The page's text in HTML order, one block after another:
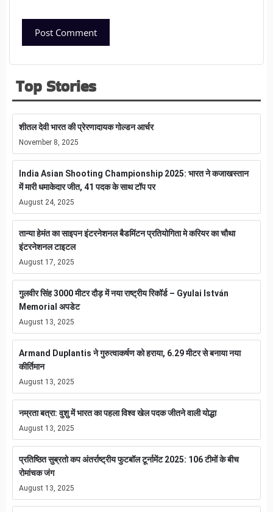
Top Stories
शीतल देवी भारत की प्रेरणादायक गोल्डन आर्चर
November 8, 2025
India Asian Shooting Championship 2025: भारत ने कजाखस्तान
में मारी धमाकेदार जीत, 41 पदक के साथ टॉप पर
August 24, 2025
तान्या हेमंत का साइपन इंटरनेशनल बैडमिंटन प्रतियोगिता मे करियर का चौथा
इंटरनेशनल टाइटल
August 17, 2025
गुलवीर सिंह 3000 मीटर दौड़ में नया राष्ट्रीय रिकॉर्ड – Gyulai István
Memorial अपडेट
August 13, 2025
Armand Duplantis ने गुरुत्वाकर्षण को हराया, 6.29 मीटर से बनाया नया
कीर्तिमान
August 13, 2025
नम्रता बत्रा: वुशु में भारत का पहला विश्व खेल पदक जीतने वाली योद्धा
August 13, 2025
प्रतिष्ठित सुब्रतो कप अंतर्राष्ट्रीय फुटबॉल टूर्नामेंट 2025: 106 टीमों के बीच
रोमांचक जंग
August 13, 2025